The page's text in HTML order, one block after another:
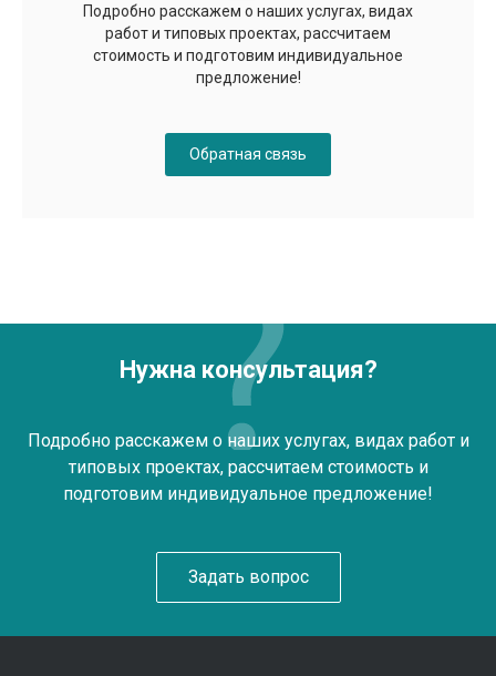
Подробно расскажем о наших услугах, видах
работ и типовых проектах, рассчитаем
стоимость и подготовим индивидуальное
предложение!
Обратная связь
Нужна консультация?
Подробно расскажем о наших услугах, видах работ и
типовых проектах, рассчитаем стоимость и
подготовим индивидуальное предложение!
Задать вопрос